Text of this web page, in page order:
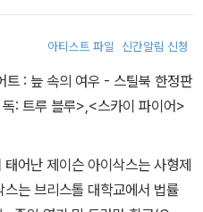
으면서 <해리포터> 시리즈의 10
었다.
PRINCE>에서 주요 배
질이 있어, 최근 학교 하키팀 선수
)와 네트볼도 좋아하며 다양한
다.
아티스트 파일 신간알림 신청
: 늪 속의 여우 - 스틸북 한정판
: 트루 블루>,<스카이 파이어>
어난 제이슨 아이삭스는 사형제
는 브리스톨 대학교에서 법률